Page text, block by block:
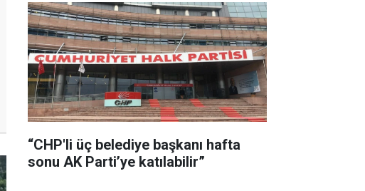
“CHP'li üç belediye başkanı hafta
sonu AK Parti’ye katılabilir”